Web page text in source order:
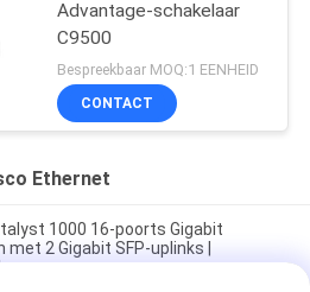
Advantage-schakelaar
C9500
Bespreekbaar MOQ:1 EENHEID
CONTACT
Ethernet
1000 16-poorts Gigabit
2 Gigabit SFP-uplinks |